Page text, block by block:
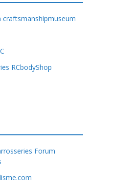
craftsmanshipmuseum
RCbodyShop
Forum